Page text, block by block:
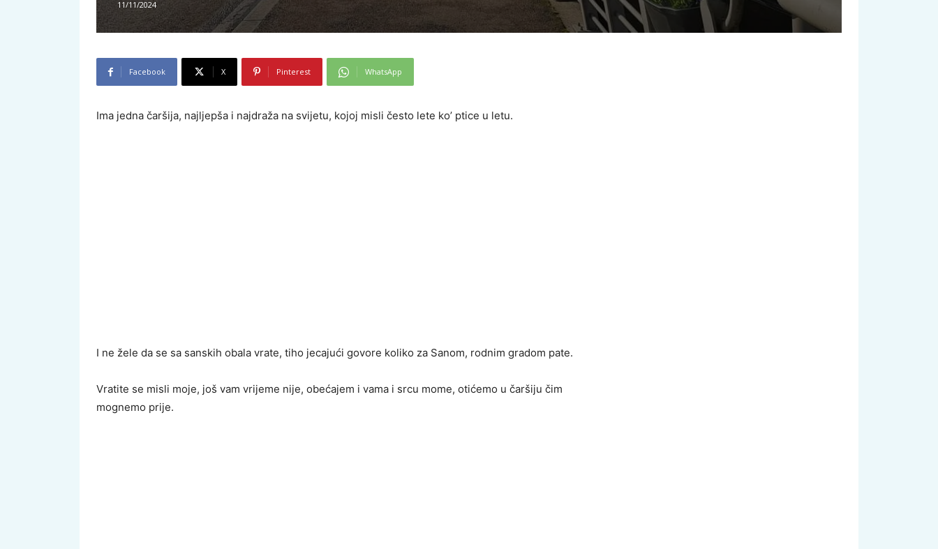
11/11/2024
Facebook X Pinterest WhatsApp
Ima jedna čaršija, najljepša i najdraža na svijetu, kojoj misli često lete ko’ ptice u letu.
I ne žele da se sa sanskih obala vrate, tiho jecajući govore koliko za Sanom, rodnim gradom pate.
Vratite se misli moje, još vam vrijeme nije, obećajem i vama i srcu mome, otićemo u čaršiju čim
mognemo prije.